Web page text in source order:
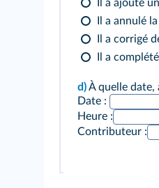
Il a ajouté
Il a annulé
Il a corrigé
Il a
d)À quelle date,
Date :
Heure :
Contributeur :